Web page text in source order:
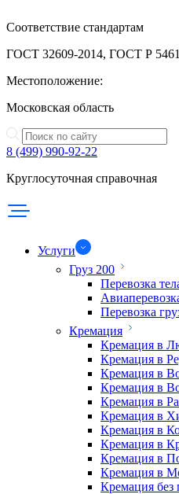
Соответствие стандартам
ГОСТ 32609-2014, ГОСТ Р
Местоположение:
Московская область
8 (499) 990-92-22
Круглосуточная справочная
Услуги
Груз 200
Перевозка
Перевозка
Кремация
Кремация в
Кремация в
Кремация в
Кремация в
Кремация в
Кремация в
Кремация в
Кремация в
Кремация в
Кремация в
Кремация без